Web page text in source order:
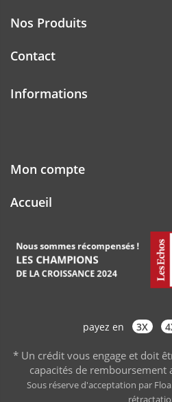
Nos Produits
Contact
Informations
Mon compte
Accueil
payez en 3X
* Un crédit vous engage et doit
capacités de remboursement
Sous réserve d'acceptation par